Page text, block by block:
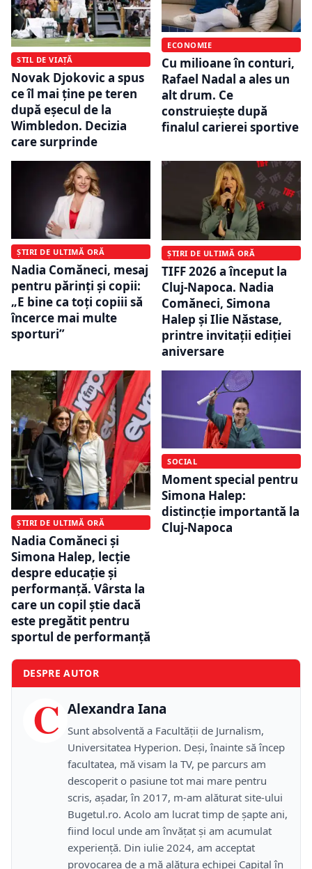
STIL DE VIAȚĂ
Novak Djokovic a spus
ce îl mai ține pe teren
după eșecul de la
Wimbledon. Decizia
care surprinde
ECONOMIE
Cu milioane în conturi,
Rafael Nadal a ales un
alt drum. Ce
construiește după
finalul carierei sportive
ȘTIRI DE ULTIMĂ ORĂ
Nadia Comăneci, mesaj
pentru părinți și copii:
„E bine ca toţi copiii să
încerce mai multe
sporturi”
ȘTIRI DE ULTIMĂ ORĂ
TIFF 2026 a început la
Cluj-Napoca. Nadia
Comăneci, Simona
Halep și Ilie Năstase,
printre invitații ediției
aniversare
ȘTIRI DE ULTIMĂ ORĂ
Nadia Comăneci și
Simona Halep, lecție
despre educație și
performanță. Vârsta la
care un copil știe dacă
este pregătit pentru
sportul de performanță
SOCIAL
Moment special pentru
Simona Halep:
distincție importantă la
Cluj-Napoca
DESPRE AUTOR
C Alexandra Iana
Sunt absolventă a Facultății de Jurnalism,
Universitatea Hyperion. Deși, înainte să încep
facultatea, mă visam la TV, pe parcurs am
descoperit o pasiune tot mai mare pentru
scris, așadar, în 2017, m-am alăturat site-ului
Bugetul.ro. Acolo am lucrat timp de șapte ani,
fiind locul unde am învățat și am acumulat
experiență. Din iulie 2024, am acceptat
provocarea de a mă alătura echipei Capital în